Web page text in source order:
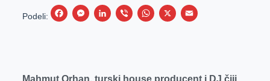
Podeli:
F
M
L
V
W
X
E